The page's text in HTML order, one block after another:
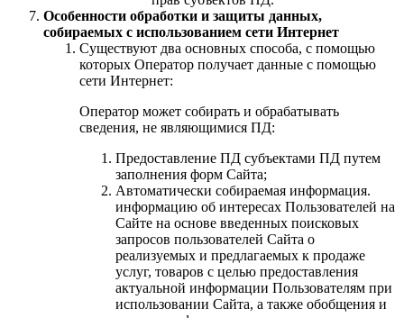
Особенности обработки и защиты данных,
собираемых с использованием сети Интернет
Существуют два основных способа, с помощью
которых Оператор получает данные с помощью
сети Интернет:
Оператор может собирать и обрабатывать
сведения, не являющимися ПД:
Предоставление ПД субъектами ПД путем
заполнения форм Сайта;
Автоматически собираемая информация.
информацию об интересах Пользователей на
Сайте на основе введенных поисковых
запросов пользователей Сайта о
реализуемых и предлагаемых к продаже
услуг, товаров с целью предоставления
актуальной информации Пользователям при
использовании Сайта, а также обобщения и